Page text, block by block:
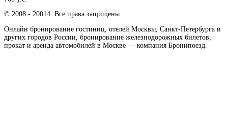
© 2008 - 20014. Все права защищены.
Онлайн бронирование гостиниц, отелей Москвы, Санкт-Петербурга и
других городов России, бронирование железнодорожных билетов,
прокат и аренда автомобилей в Москве — компания Бронипоезд.